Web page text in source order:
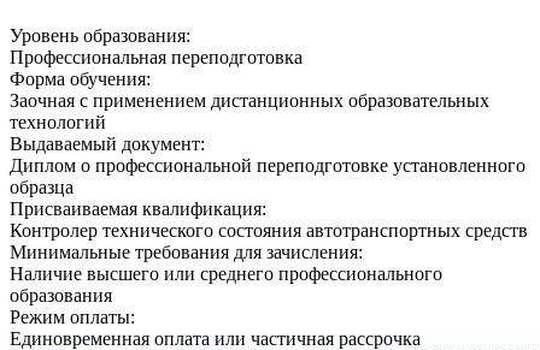
Уровень образования:
Профессиональная переподготовка
Форма обучения:
Заочная с применением дистанционных образовательных
технологий
Выдаваемый документ:
Диплом о профессиональной переподготовке установленного
образца
Присваиваемая квалификация:
Контролер технического состояния автотранспортных средств
Минимальные требования для зачисления:
Наличие высшего или среднего профессионального
образования
Режим оплаты:
Единовременная оплата или частичная рассрочка